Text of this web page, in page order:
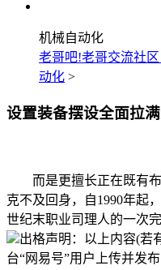
机械自动化
老哥吧!老哥交流社
动化 >
设置装备摆设全面拉
而是更擅长正在既有布
克不及回身，自1990年起
世纪末职业司理人的一次
出格声明：以上内容(若
台“网易号”用户上传并发